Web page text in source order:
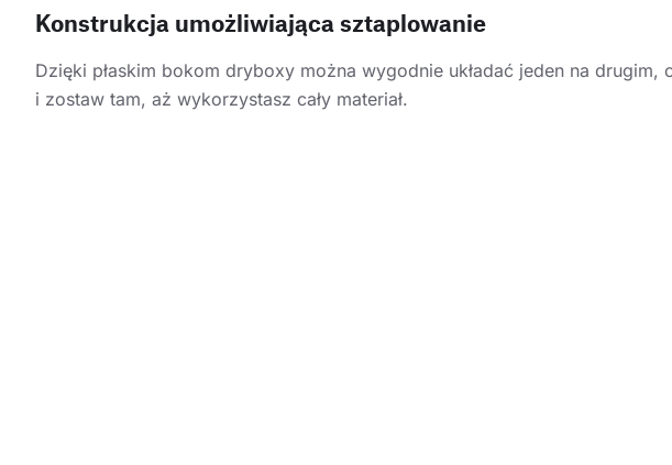
Konstrukcja umożliwiająca sztaplowanie
Dzięki płaskim bokom dryboxy można wygodnie układać jeden na
i zostaw tam, aż wykorzystasz cały materiał.